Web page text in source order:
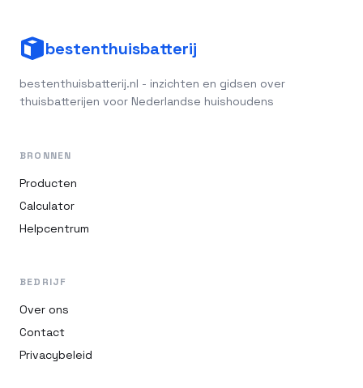
bestenthuisbatterij
bestenthuisbatterij.nl - inzichten en gidsen over
thuisbatterijen voor Nederlandse huishoudens
BRONNEN
Producten
Calculator
Helpcentrum
BEDRIJF
Over ons
Contact
Privacybeleid